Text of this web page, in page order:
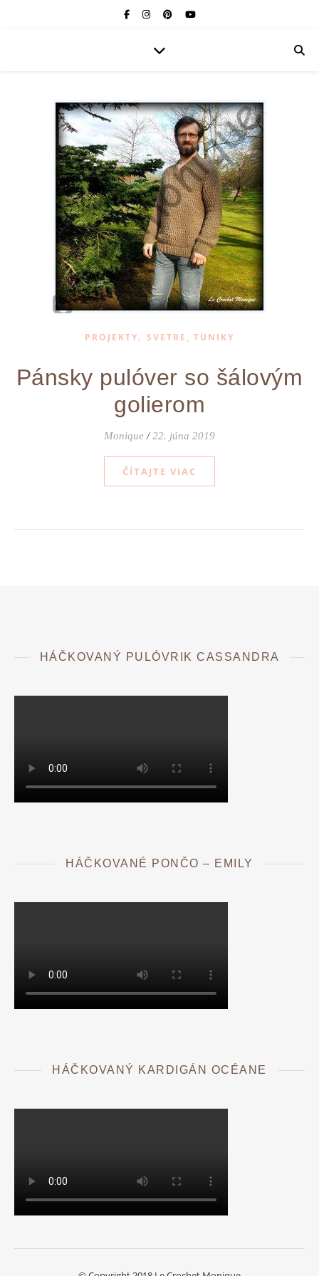
PROJEKTY, SVETRE, TUNIKY
Pánsky pulóver so šálovým
golierom
Monique / 22. júna 2019
ČÍTAJTE VIAC
HÁČKOVANÝ PULÓVRIK CASSANDRA
HÁČKOVANÉ PONČO – EMILY
HÁČKOVANÝ KARDIGÁN OCÉANE